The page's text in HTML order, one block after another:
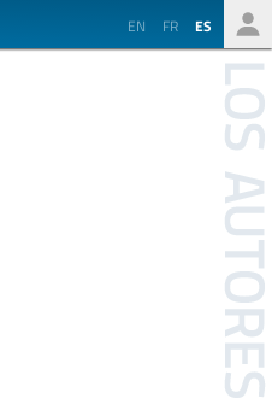
EN FR ES